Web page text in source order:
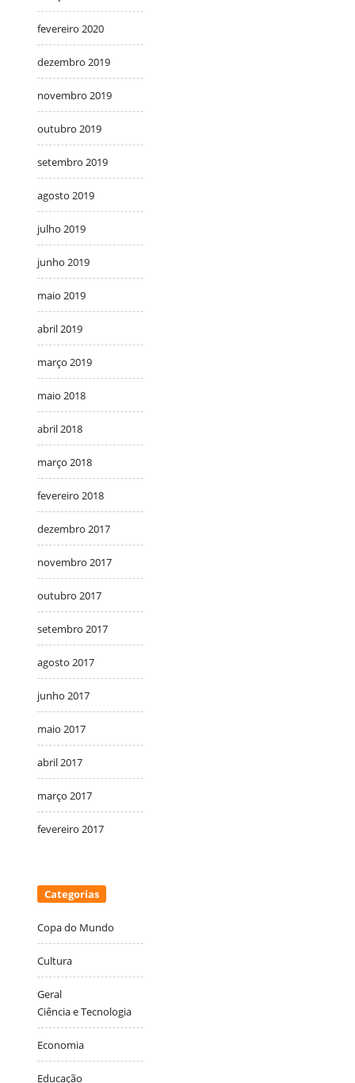
fevereiro 2020
dezembro 2019
novembro 2019
outubro 2019
setembro 2019
agosto 2019
julho 2019
junho 2019
maio 2019
abril 2019
março 2019
maio 2018
abril 2018
março 2018
fevereiro 2018
dezembro 2017
novembro 2017
outubro 2017
setembro 2017
agosto 2017
junho 2017
maio 2017
abril 2017
março 2017
fevereiro 2017
Categorias
Copa do Mundo
Cultura
Geral
Ciência e Tecnologia
Economia
Educação